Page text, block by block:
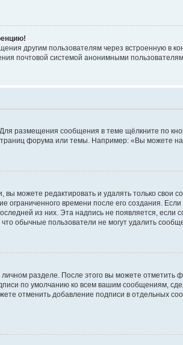
другим пользователям через встроенную в
почтовой системой анонимными
размещения сообщения в теме щёлкните по
форума или темы. Например: «Вы можете
можете редактировать и удалять только
ограниченного времени после его создания.
из них. Эта надпись не появляется,
обычные пользователи не могут удалить
разделе. После этого вы можете отметить
по умолчанию ко всем вашим сообщениям,
отменить добавление подписи в отдельных